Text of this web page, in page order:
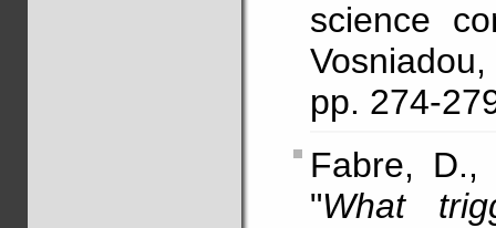
science
pp. 274-
Fabre, D.,
"What